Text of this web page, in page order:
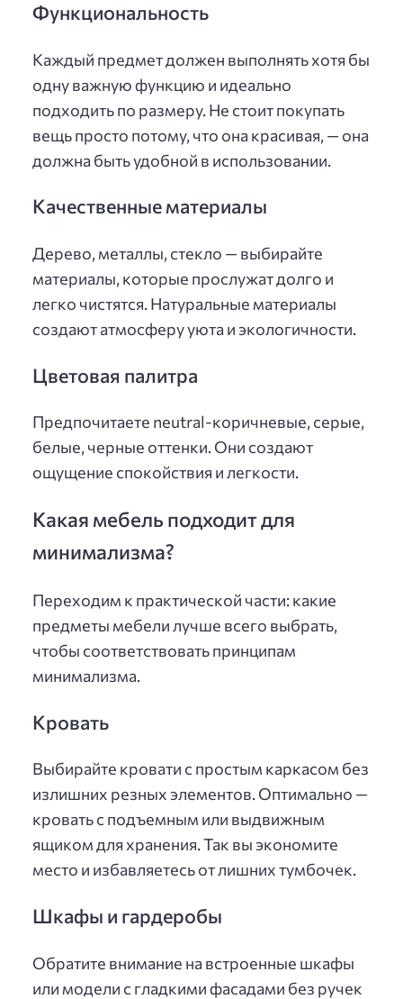
Функциональность
Каждый предмет должен выполнять хотя бы
одну важную функцию и идеально
подходить по размеру. Не стоит покупать
вещь просто потому, что она красивая, — она
должна быть удобной в использовании.
Качественные материалы
Дерево, металлы, стекло — выбирайте
материалы, которые прослужат долго и
легко чистятся. Натуральные материалы
создают атмосферу уюта и экологичности.
Цветовая палитра
Предпочитаете neutral-коричневые, серые,
белые, черные оттенки. Они создают
ощущение спокойствия и легкости.
Какая мебель подходит для
минимализма?
Переходим к практической части: какие
предметы мебели лучше всего выбрать,
чтобы соответствовать принципам
минимализма.
Кровать
Выбирайте кровати с простым каркасом без
излишних резных элементов. Оптимально —
кровать с подъемным или выдвижным
ящиком для хранения. Так вы экономите
место и избавляетесь от лишних тумбочек.
Шкафы и гардеробы
Обратите внимание на встроенные шкафы
или модели с гладкими фасадами без ручек